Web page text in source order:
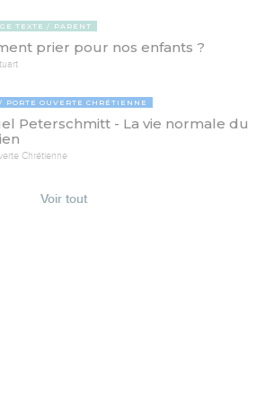
TEXTE PARENT
prier pour nos enfants ?
PORTE OUVERTE CHRÉTIENNE
Peterschmitt - La vie normale du
Chrétienne
Voir tout